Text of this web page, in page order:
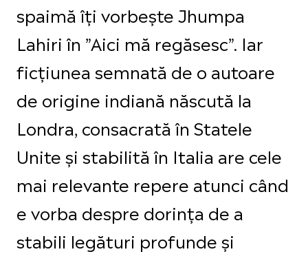
spaimă îți vorbește Jhumpa
Lahiri în ”Aici mă regăsesc”. Iar
ficțiunea semnată de o autoare
de origine indiană născută la
Londra, consacrată în Statele
Unite și stabilită în Italia are cele
mai relevante repere atunci când
e vorba despre dorința de a
stabili legături profunde și